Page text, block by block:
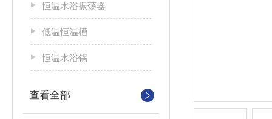
恒温水浴振荡器
低温恒温槽
恒温水浴锅
查看全部